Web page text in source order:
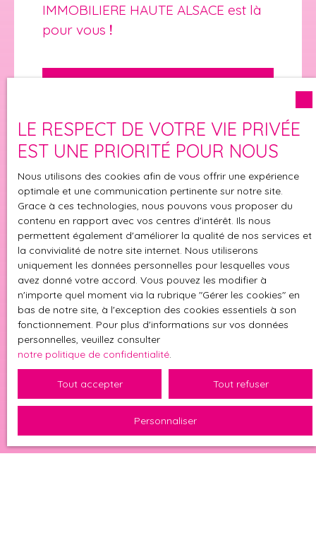
IMMOBILIERE HAUTE ALSACE est là
pour vous !
Estimer mon bien
LE RESPECT DE VOTRE VIE PRIVÉE
EST UNE PRIORITÉ POUR NOUS
Nous utilisons des cookies afin de vous offrir une expérience
optimale et une communication pertinente sur notre site.
Grace à ces technologies, nous pouvons vous proposer du
contenu en rapport avec vos centres d'intérêt. Ils nous
permettent également d'améliorer la qualité de nos services et
la convivialité de notre site internet. Nous utiliserons
uniquement les données personnelles pour lesquelles vous
avez donné votre accord. Vous pouvez les modifier à
n'importe quel moment via la rubrique ″Gérer les cookies″ en
bas de notre site, à l'exception des cookies essentiels à son
fonctionnement. Pour plus d'informations sur vos données
personnelles, veuillez consulter
notre politique de confidentialité.
Tout accepter Tout refuser
Personnaliser